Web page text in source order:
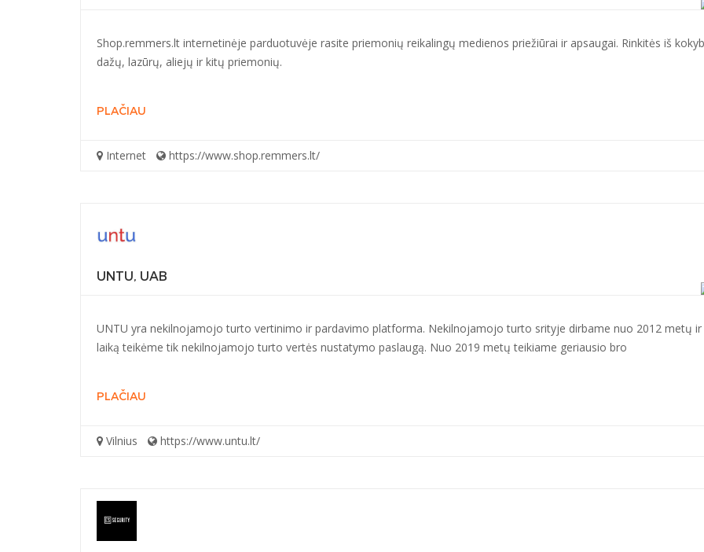
Shop.remmers.lt internetinėje parduotuvėje rasite priemonių reikalingų medienos priežiūrai ir apsaugai. Rinkitės iš
dažų, lazūrų, aliejų ir kitų priemonių.
PLAČIAU
Internet https://www.shop.remmers.lt/
UNTU, UAB
UNTU yra nekilnojamojo turto vertinimo ir pardavimo platforma. Nekilnojamojo turto srityje dirbame nuo 2012 metų ir
laiką teikėme tik nekilnojamojo turto vertės nustatymo paslaugą. Nuo 2019 metų teikiame geriausio bro
PLAČIAU
Vilnius https://www.untu.lt/